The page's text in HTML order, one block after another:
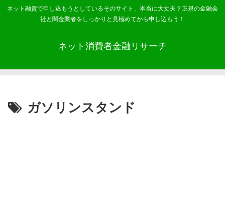
ネット融資で申し込もうとしているそのサイト、本当に大丈夫？正規の金融会
社と闇金業者をしっかりと見極めてから申し込もう！
ネット消費者金融リサーチ
ガソリンスタンド